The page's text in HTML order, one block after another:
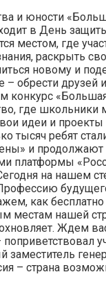
и юности
в День
местом, где
раскрыть
новому и
– обрести друзей
конкурс
где школьники
идеи и
тысяч ребят
и продолжают
платформы
на нашем
как
местам нашей
Ждем
поприветствовал
заместитель
– страна